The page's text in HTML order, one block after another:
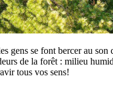
gens se font bercer au
de la forêt : milieu
tous vos sens!